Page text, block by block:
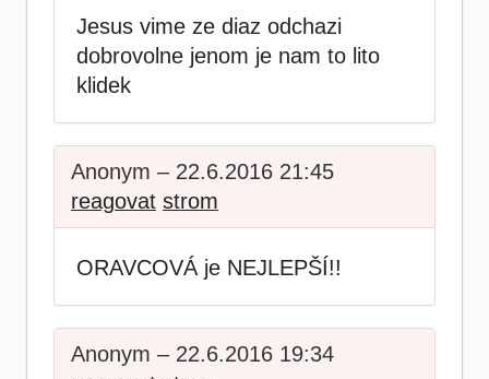
Jesus vime ze diaz odchazi
dobrovolne jenom je nam to lito
klidek
Anonym – 22.6.2016 21:45
reagovat strom
ORAVCOVÁ je NEJLEPŠÍ!!
Anonym – 22.6.2016 19:34